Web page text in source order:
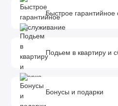
Быстрое гарантийное
Подьем в квартиру и
Бонусы и подарки